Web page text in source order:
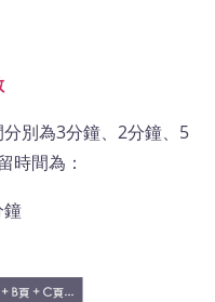
別為3分鐘、2分鐘、5
時間為：
鐘